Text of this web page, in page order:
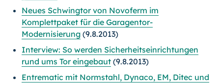
Neues Schwingtor von Novoferm im
Komplettpaket für die Garagentor-
Modernisierung (9.8.2013)
Interview: So werden Sicherheitseinrichtungen
rund ums Tor eingebaut (9.8.2013)
Entrematic mit Normstahl, Dynaco, EM, Ditec und